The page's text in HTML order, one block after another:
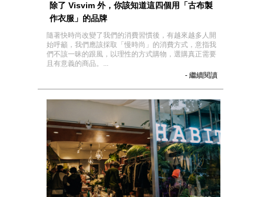
除了 Visvim 外，你該知道這四個用「古布製
作衣服」的品牌
隨著快時尚改變了我們的消費習慣後，有越來越多人開
始呼籲，我們應該採取「慢時尚」的消費方式，意指我
們不該一昧的跟風，以理性的方式購物，選購真正需要
且有意義的商品。...
- 繼續閱讀